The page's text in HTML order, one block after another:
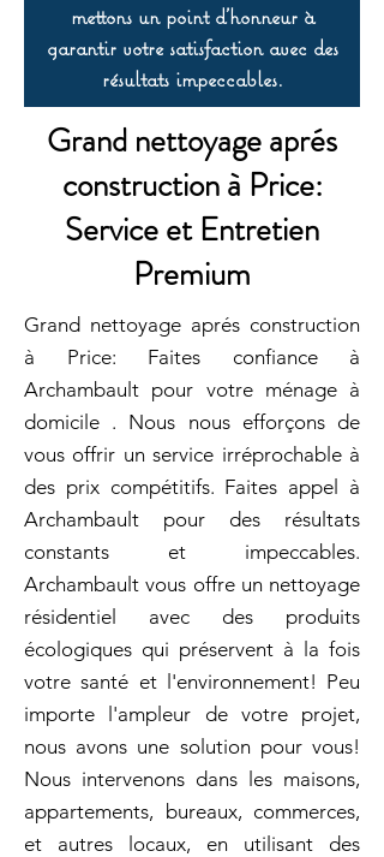
mettons un point d’honneur à
garantir votre satisfaction avec des
résultats impeccables.
Grand nettoyage aprés
construction à Price:
Service et Entretien
Premium
Grand nettoyage aprés construction
à Price: Faites confiance à
Archambault pour votre ménage à
domicile . Nous nous efforçons de
vous offrir un service irréprochable à
des prix compétitifs. Faites appel à
Archambault pour des résultats
constants et impeccables.
Archambault vous offre un nettoyage
résidentiel avec des produits
écologiques qui préservent à la fois
votre santé et l'environnement! Peu
importe l'ampleur de votre projet,
nous avons une solution pour vous!
Nous intervenons dans les maisons,
appartements, bureaux, commerces,
et autres locaux, en utilisant des